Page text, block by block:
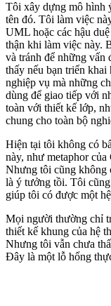
Tôi xây dựng mô hình
tên đó. Tôi làm việc
UML hoặc các hậu
thận khi làm việc này.
và tránh để những vấn
thấy nếu bạn triển
nghiệp vụ mà những
dùng để giao tiếp với
toàn với thiết kế lớp,
chung cho toàn bộ
Hiện tại tôi không có
này, như metaphor
Nhưng tôi cũng không
là ý tưởng tồi. Tôi
giúp tôi có được một
Mọi người thường chỉ
thiết kế khung của hệ
Nhưng tôi vẫn chưa
Đây là một lỗ hổng